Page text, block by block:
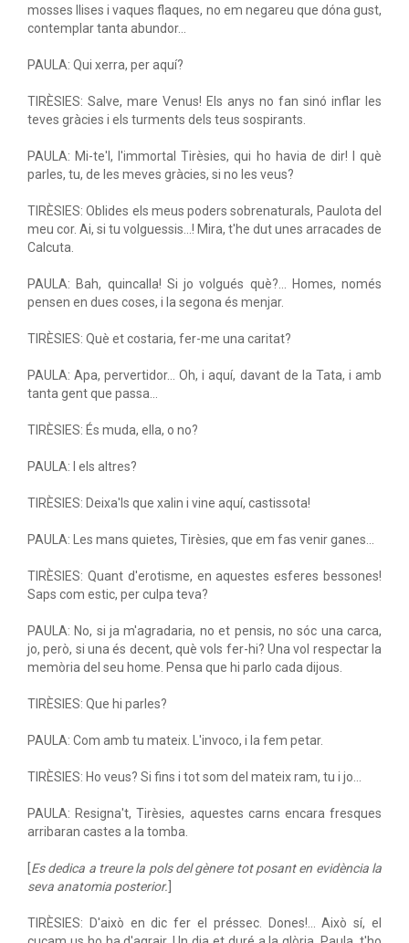
mosses llises i vaques flaques, no em negareu que dóna gust,
contemplar tanta abundor...
PAULA: Qui xerra, per aquí?
TIRÈSIES: Salve, mare Venus! Els anys no fan sinó inflar les
teves gràcies i els turments dels teus sospirants.
PAULA: Mi-te'l, l'immortal Tirèsies, qui ho havia de dir! I què
parles, tu, de les meves gràcies, si no les veus?
TIRÈSIES: Oblides els meus poders sobrenaturals, Paulota del
meu cor. Ai, si tu volguessis...! Mira, t'he dut unes arracades de
Calcuta.
PAULA: Bah, quincalla! Si jo volgués què?... Homes, només
pensen en dues coses, i la segona és menjar.
TIRÈSIES: Què et costaria, fer-me una caritat?
PAULA: Apa, pervertidor... Oh, i aquí, davant de la Tata, i amb
tanta gent que passa...
TIRÈSIES: És muda, ella, o no?
PAULA: I els altres?
TIRÈSIES: Deixa'ls que xalin i vine aquí, castissota!
PAULA: Les mans quietes, Tirèsies, que em fas venir ganes...
TIRÈSIES: Quant d'erotisme, en aquestes esferes bessones!
Saps com estic, per culpa teva?
PAULA: No, si ja m'agradaria, no et pensis, no sóc una carca,
jo, però, si una és decent, què vols fer-hi? Una vol respectar la
memòria del seu home. Pensa que hi parlo cada dijous.
TIRÈSIES: Que hi parles?
PAULA: Com amb tu mateix. L'invoco, i la fem petar.
TIRÈSIES: Ho veus? Si fins i tot som del mateix ram, tu i jo...
PAULA: Resigna't, Tirèsies, aquestes carns encara fresques
arribaran castes a la tomba.
Es dedica a treure la pols del gènere tot posant en evidència la
seva anatomia posterior.
TIRÈSIES: D'això en dic fer el préssec. Dones!... Això sí, el